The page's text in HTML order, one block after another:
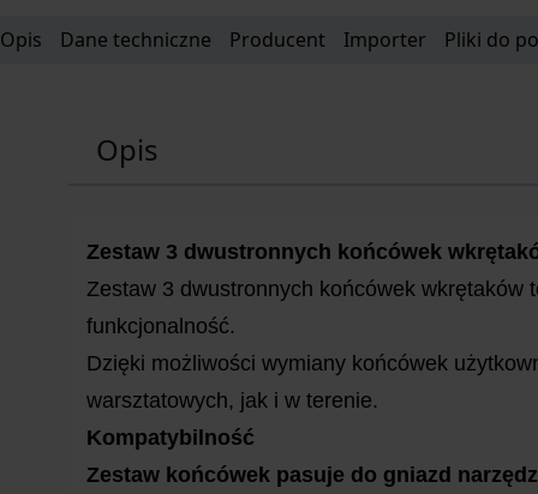
Opis Dane techniczne Producent Importer Pliki do
Opis
Zestaw 3 dwustronnych końcówek
Zestaw 3 dwustronnych końcówek wkrętaków
funkcjonalność.
Dzięki możliwości wymiany końcówek
warsztatowych, jak i w terenie.
Kompatybilność
Zestaw końcówek pasuje do gniazd